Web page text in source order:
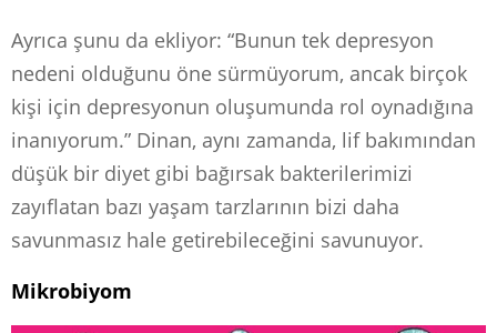
Ayrıca şunu da ekliyor: “Bunun tek depresyon
nedeni olduğunu öne sürmüyorum, ancak birçok
kişi için depresyonun oluşumunda rol oynadığına
inanıyorum.” Dinan, aynı zamanda, lif bakımından
düşük bir diyet gibi bağırsak bakterilerimizi
zayıflatan bazı yaşam tarzlarının bizi daha
savunmasız hale getirebileceğini savunuyor.
Mikrobiyom